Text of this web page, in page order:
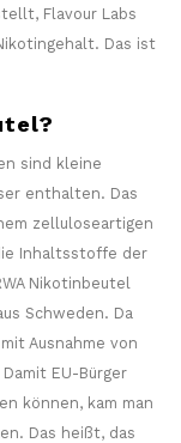
Flavour Labs
Das ist
sind kleine
enthalten. Das
zelluloseartigen
Inhaltsstoffe der
Nikotinbeutel
Schweden. Da
Ausnahme von
EU-Bürger
können, kam man
Das heißt, das